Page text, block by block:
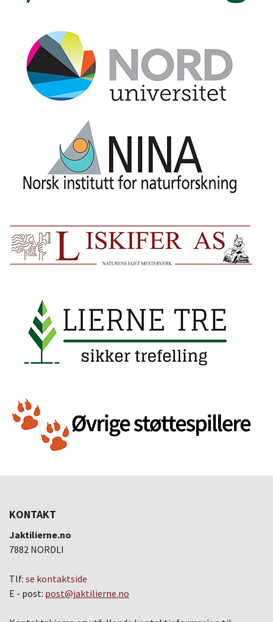
KONTAKT
Jaktilierne.no
7882 NORDLI
Tlf: se kontaktside
E - post: post@jaktilierne.no